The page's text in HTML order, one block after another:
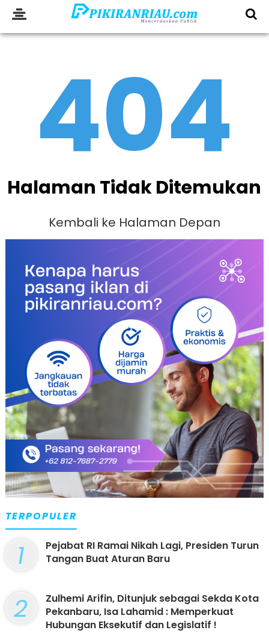
404
Halaman Tidak Ditemukan
Kembali ke Halaman Depan
TERPOPULER
1
Pejabat RI Ramai Nikah Lagi, Presiden Turun
Tangan Buat Aturan Baru
2
Zulhemi Arifin, Ditunjuk sebagai Sekda Kota
Pekanbaru, Isa Lahamid : Memperkuat
Hubungan Eksekutif dan Legislatif !